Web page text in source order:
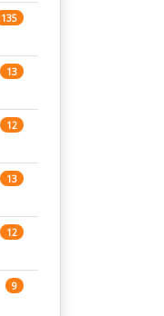
135
13
12
13
12
9